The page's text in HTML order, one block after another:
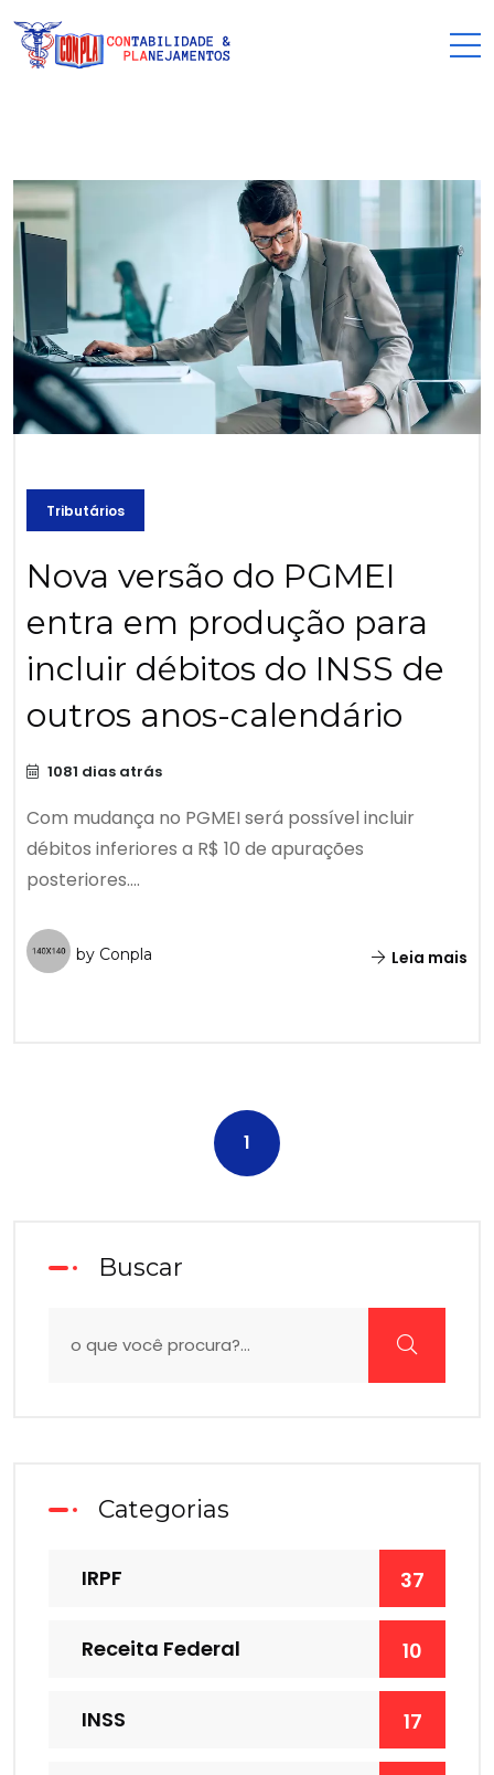
Tributários
Nova versão do PGMEI
entra em produção para
incluir débitos do INSS de
outros anos-calendário
1081 dias atrás
Com mudança no PGMEI será possível incluir
débitos inferiores a R$ 10 de apurações
posteriores....
by Conpla Leia mais
1
Buscar
Categorias
IRPF 37
Receita Federal 10
INSS 17